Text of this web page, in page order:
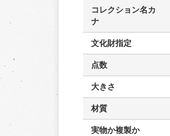
コレクション名カ
ナ
文化財指定
点数
大きさ
材質
実物か複製か